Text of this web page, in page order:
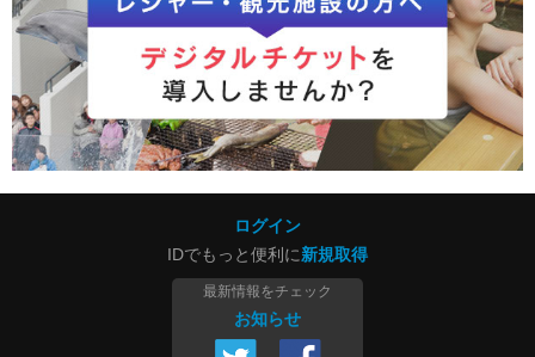
ログイン
IDでもっと便利に新規取得
最新情報をチェック
お知らせ